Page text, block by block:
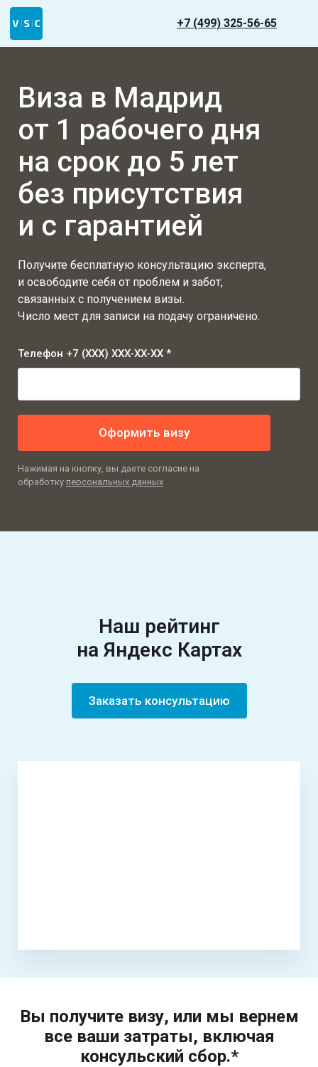
+7 (499) 325-56-65
Виза в Мадрид
от 1 рабочего дня
на срок до 5 лет
без присутствия
и с гарантией
Получите бесплатную консультацию эксперта,
и освободите себя от проблем и забот,
связанных с получением визы.
Число мест для записи на подачу ограничено.
Телефон +7 (XXX) XXX-XX-XX *
Оформить визу
Нажимая на кнопку, вы даете согласие на
обработку персональных данных
Наш рейтинг
на Яндекс Картах
Заказать консультацию
Вы получите визу, или мы вернем
все ваши затраты, включая
консульский сбор.*